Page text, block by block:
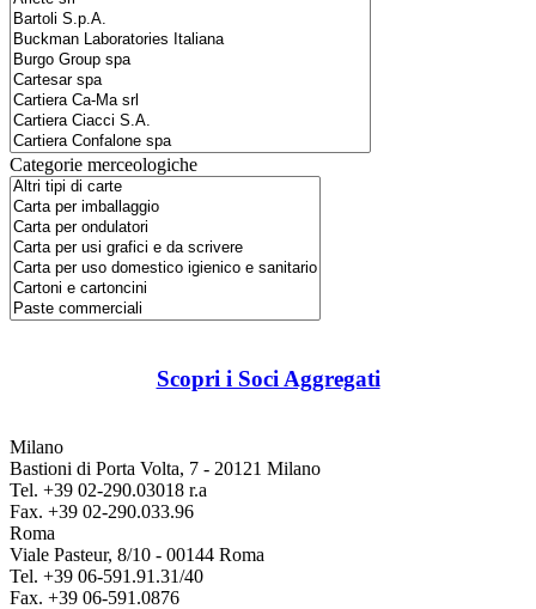
Categorie merceologiche
Scopri i Soci Aggregati
Milano
Bastioni di Porta Volta, 7 - 20121 Milano
Tel. +39 02-290.03018 r.a
Fax. +39 02-290.033.96
Roma
Viale Pasteur, 8/10 - 00144 Roma
Tel. +39 06-591.91.31/40
Fax. +39 06-591.0876